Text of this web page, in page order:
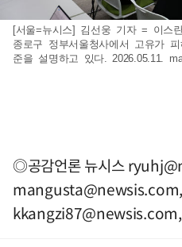
[서울=뉴시스] 김선웅 기자 = 이스
종로구 정부서울청사에서 고유가
준을 설명하고 있다. 2026.05.11.
◎공감언론 뉴시스
mangusta@newsis.com,
kkangzi87@newsis.com